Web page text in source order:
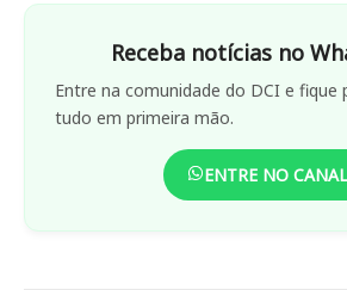
Receba notícias no
Entre na comunidade do DCI e fique
tudo em primeira mão.
ENTRE NO CANAL